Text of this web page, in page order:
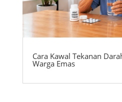
Cara Kawal Tekanan
Warga Emas